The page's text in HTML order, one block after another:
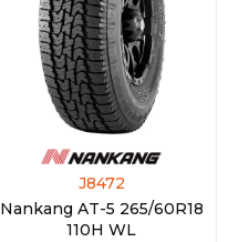
J8472
Nankang AT-5 265/60R18
110H WL